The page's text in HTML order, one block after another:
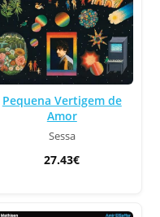
Pequena Vertigem de
Amor
Sessa
27.43€